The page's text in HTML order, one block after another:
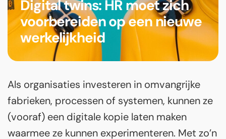
Digital twins: HR moet zich
voorbereiden op een nieuwe
werkelijkheid
Als organisaties investeren in omvangrijke
fabrieken, processen of systemen, kunnen ze
(vooraf) een digitale kopie laten maken
waarmee ze kunnen experimenteren. Met zo’n